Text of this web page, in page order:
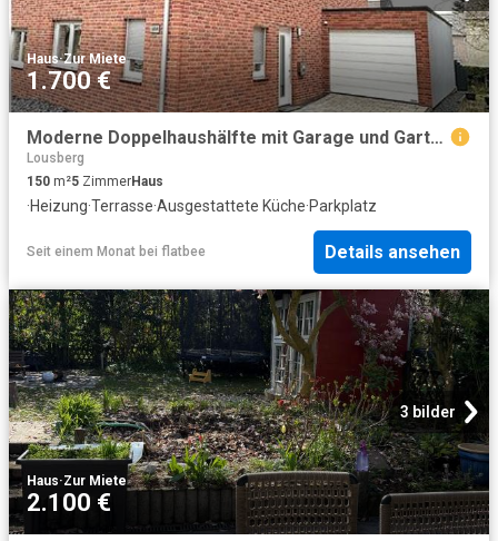
Haus·Zur Miete
1.700 €
Moderne Doppelhaushälfte mit Garage und Gartenbereich
Lousberg
150 m²5 ZimmerHaus
·Heizung·Terrasse·Ausgestattete Küche·Parkplatz
Seit einem Monat bei flatbee Details ansehen
3 bilder
Haus·Zur Miete
2.100 €